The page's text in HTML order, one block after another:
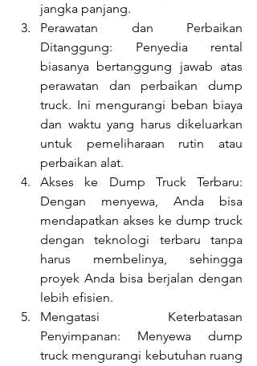
jangka panjang.
Perawatan dan Perbaikan
Ditanggung: Penyedia rental
biasanya bertanggung jawab atas
perawatan dan perbaikan dump
truck. Ini mengurangi beban biaya
dan waktu yang harus dikeluarkan
untuk pemeliharaan rutin atau
perbaikan alat.
Akses ke Dump Truck Terbaru:
Dengan menyewa, Anda bisa
mendapatkan akses ke dump truck
dengan teknologi terbaru tanpa
harus membelinya, sehingga
proyek Anda bisa berjalan dengan
lebih efisien.
Mengatasi Keterbatasan
Penyimpanan: Menyewa dump
truck mengurangi kebutuhan ruang